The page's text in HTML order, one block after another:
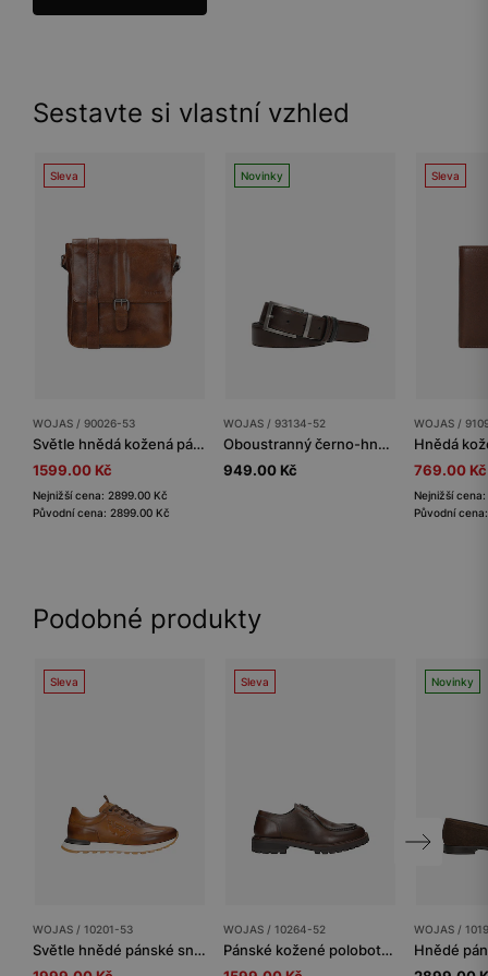
Sestavte si vlastní vzhled
Sleva
WOJAS / 90026-53
Světle hnědá kožená pánská taška přes rameno
1599.00 Kč
Nejnižší cena: 2899.00 Kč
Původní cena: 2899.00 Kč
Novinky
WOJAS / 93134-52
Oboustranný černo-hnědý pánský pásek s otočnou přezkou
949.00 Kč
Sleva
WOJAS /
769.00 Kč
Nejnižší
Původní
Podobné produkty
Sleva
WOJAS / 10201-53
Světle hnědé pánské sneakery z lícové kůže
Sleva
WOJAS / 10264-52
Pánské kožené polobotky s výrazným prošitím na svršku
Novinky
WOJAS /